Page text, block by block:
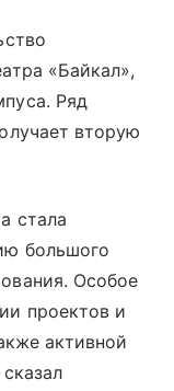
«Байкал»,
Ряд
вторую
стала
большого
Особое
проектов и
активной